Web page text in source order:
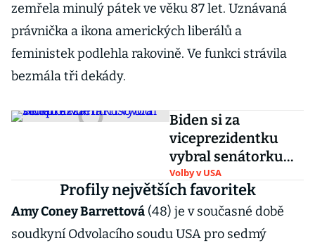
zemřela minulý pátek ve věku 87 let. Uznávaná
právnička a ikona amerických liberálů a
feministek podlehla rakovině. Ve funkci strávila
bezmála tři dekády.
Biden si za
viceprezidentku
vybral senátorku
Harrisovou
Volby v USA
Profily největších favoritek
Amy Coney Barrettová (48) je v současné době
soudkyní Odvolacího soudu USA pro sedmý